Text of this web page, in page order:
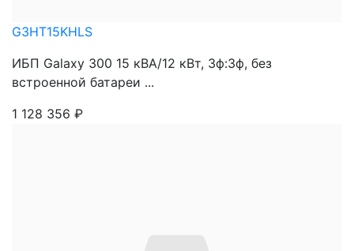
G3HT15KHLS
ИБП Galaxy 300 15 кВА/12 кВт, 3ф:3ф, без
встроенной батареи ...
1 128 356 ₽